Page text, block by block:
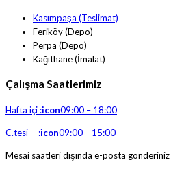
Kasımpaşa (Teslimat)
Feriköy (Depo)
Perpa (Depo)
Kağıthane (İmalat)
Çalışma Saatlerimiz
Hafta içi :icon09:00 – 18:00
C.tesi :icon09:00 – 15:00
Mesai saatleri dışında e-posta gönderiniz